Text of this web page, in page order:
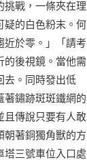
挑戰，一條夾在理
疑的白色粉末。何
近於零。」「請考
的後視鏡。當他需
去。同時發出低
著鏽跡斑斑鐵網的
且傳說只要有人敢
朝著銅獨角獸的方
塔三號車位入口處